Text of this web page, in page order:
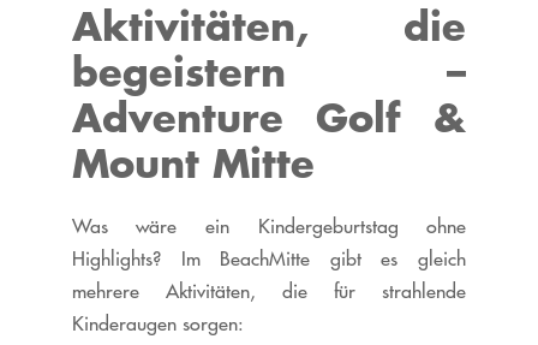
Aktivitäten, die
begeistern –
Adventure Golf &
Mount Mitte
Was wäre ein Kindergeburtstag ohne
Highlights? Im BeachMitte gibt es gleich
mehrere Aktivitäten, die für strahlende
Kinderaugen sorgen: